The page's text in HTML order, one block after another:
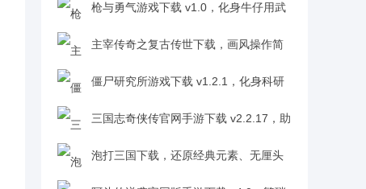
盗闯关卡成最强海贼王v1.0
枪与勇气游戏下载 v1.0，化身牛仔用武
器在西部世界书写专属故事v1.0
主宰传奇之复古传世下载，画风操作简
单易上手，获得玩家认可与期待v1.0.2
僵尸研究所游戏下载 v1.2.1，化身科研
人员合成强僵尸横扫敌人v1.2.1
三国志奇侠传官网手游下载 v2.2.17，助
刘备拨正历史轨道，脑洞剧情跌宕起伏超吸睛
泡打三国下载，还原经典元素、无厘头